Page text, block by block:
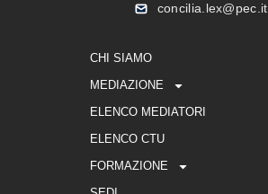
concilia.lex@pec.it
CHI SIAMO
MEDIAZIONE
ELENCO MEDIATORI
ELENCO CTU
FORMAZIONE